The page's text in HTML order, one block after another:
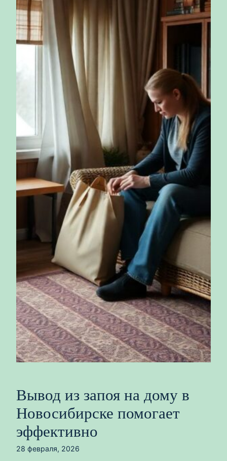
Вывод из запоя на дому в
Новосибирске помогает
эффективно
28 февраля, 2026